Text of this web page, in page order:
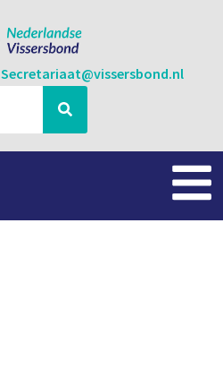
Secretariaat@vissersbond.nl